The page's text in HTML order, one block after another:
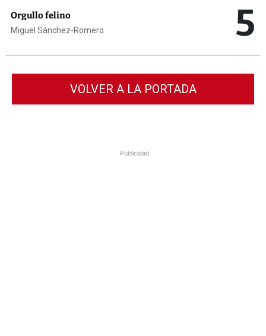
Orgullo felino
Miguel Sánchez-Romero 5
VOLVER A LA PORTADA
Publicidad